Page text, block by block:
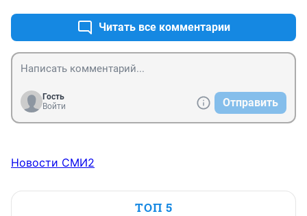
малолетние демоны все-таки нашли выход, жаль что
не удастся проследить за их поведением в
ближайшие годы, но уверяю, ничего хорошего из них
не будет...
Читать все комментарии
Гость
Войти
Отправить
Новости СМИ2
ТОП 5